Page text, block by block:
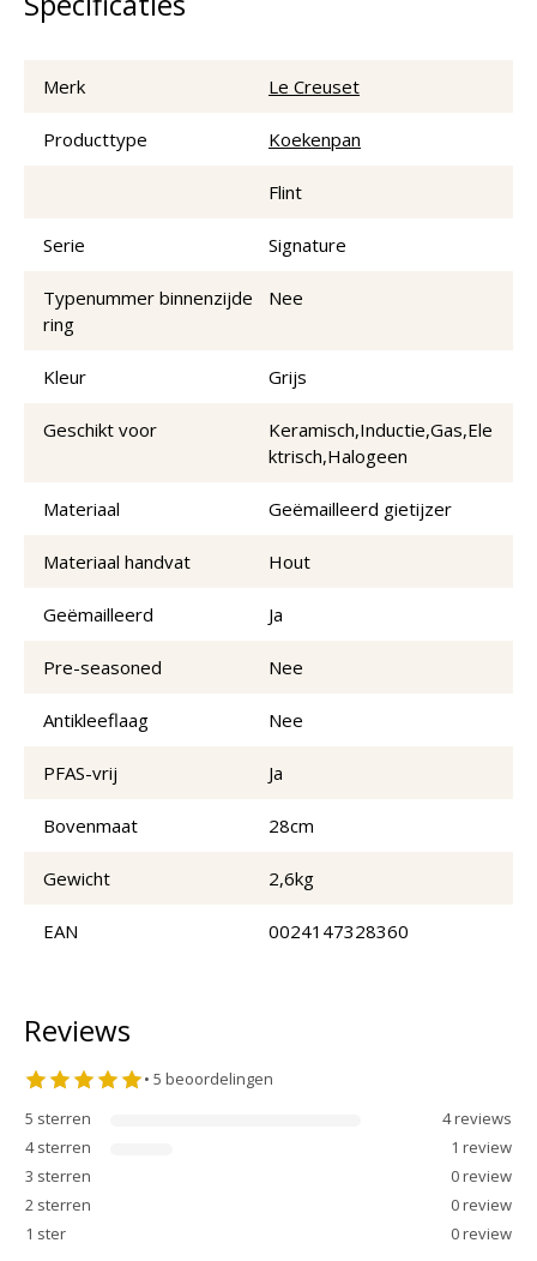
Merk Le Creuset
Producttype Koekenpan
Flint
Serie Signature
Typenummer binnenzijde
ring
Nee
Kleur Grijs
Geschikt voor
Keramisch,Inductie,Gas,Ele
ktrisch,Halogeen
Materiaal Geëmailleerd gietijzer
Materiaal handvat Hout
Geëmailleerd Ja
Pre-seasoned Nee
Antikleeflaag Nee
PFAS-vrij Ja
Bovenmaat 28cm
Gewicht 2,6kg
EAN 0024147328360
Reviews
• 5 beoordelingen
5 sterren 4reviews
4 sterren 1 review
3 sterren 0review
2 sterren 0review
1 ster 0review